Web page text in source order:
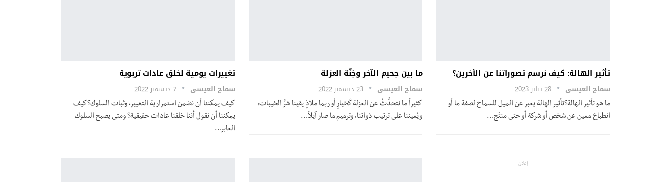
تأثير الهالة: كيف نرسم تصوراتنا عن الآخرين؟
سماح العيسى 28 يناير 2023
ما هو تأثير الهالة؟تأثير الهالة يعبر عن الميل للسماح لصفة ما أو
انطباع معين عن شخص أو شركة أو حتى منتَج…
ما بين جحيم الآخر وجَنّة العزلة
سماح العيسى 23 ديسمبر 2022
كثيراً ما نتحدَّثُ عن العزلة كَخيارٍ أو ربما ملاذٍ يقينا شرَّ الخيبات،
ويُعيننا على ترتيب ذواتنا، وترميم ما صار آيلاً…
تغييرات يومية لخلق عادات تربوية
سماح العيسى 7 ديسمبر 2022
كيف يمكننا أن نضمن استمرارية التغيير، وثبات السلوك؟كيف
يمكننا أن نقول أننا خلقنا عادات حقيقية؟ ومتى يصبح السلوك
العابر…
إعلان